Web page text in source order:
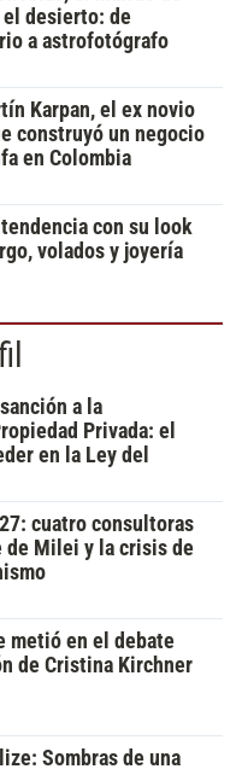
el desierto: de
a astrofotógrafo
Karpan, el ex novio
construyó un negocio
en Colombia
con su look
volados y joyería
a la
Privada: el
en la Ley del
cuatro consultoras
de Milei y la crisis de
metió en el debate
de Cristina Kirchner
Sombras de una